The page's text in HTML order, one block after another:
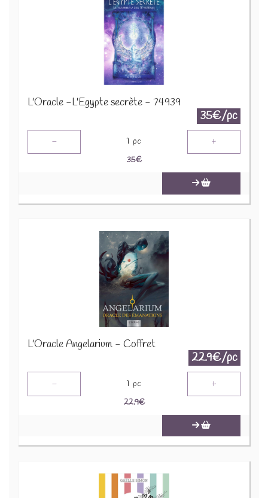
L'Oracle -L'Egypte secrète - 74939
35€/pc
- 1 pc +
35€
L'Oracle Angelarium - Coffret
22.9€/pc
- 1 pc +
22.9€